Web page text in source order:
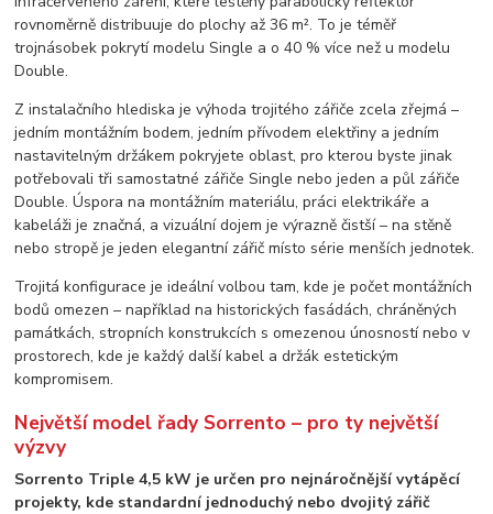
rovnoměrně distribuuje do plochy až 36 m². To je téměř
trojnásobek pokrytí modelu Single a o 40 % více než u modelu
Double.
Z instalačního hlediska je výhoda trojitého zářiče zcela zřejmá –
jedním montážním bodem, jedním přívodem elektřiny a jedním
nastavitelným držákem pokryjete oblast, pro kterou byste jinak
potřebovali tři samostatné zářiče Single nebo jeden a půl zářiče
Double. Úspora na montážním materiálu, práci elektrikáře a
kabeláži je značná, a vizuální dojem je výrazně čistší – na stěně
nebo stropě je jeden elegantní zářič místo série menších jednotek.
Trojitá konfigurace je ideální volbou tam, kde je počet montážních
bodů omezen – například na historických fasádách, chráněných
památkách, stropních konstrukcích s omezenou únosností nebo v
prostorech, kde je každý další kabel a držák estetickým
kompromisem.
Největší model řady Sorrento – pro ty největší
výzvy
Sorrento Triple 4,5 kW je určen pro nejnáročnější vytápěcí
projekty, kde standardní jednoduchý nebo dvojitý zářič